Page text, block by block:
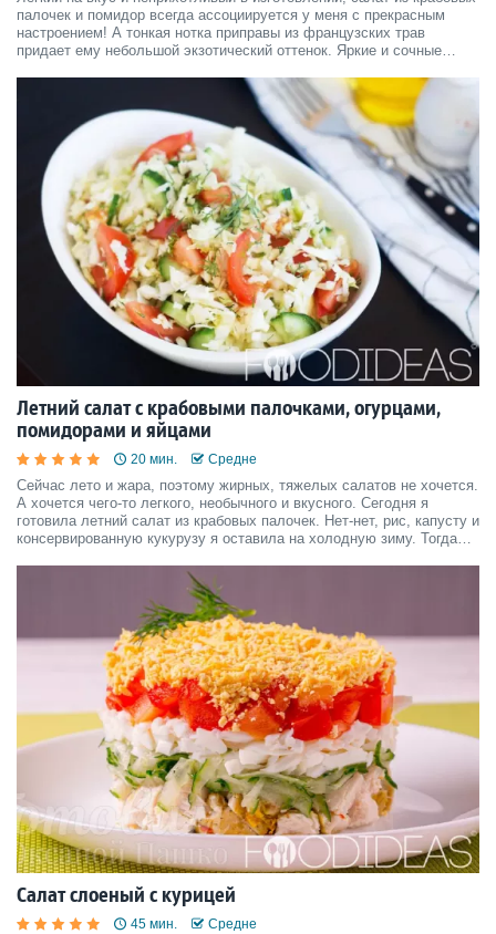
палочек и помидор всегда ассоциируется у меня с прекрасным
настроением! А тонкая нотка приправы из французских трав
придает ему небольшой экзотический оттенок. Яркие и сочные
на обед, понимаю — день удался! Именно поэтому
Летний салат с крабовыми палочками, огурцами,
помидорами и яйцами
20 мин. Средне
Сейчас лето и жара, поэтому жирных, тяжелых салатов не хочется.
А хочется чего-то легкого, необычного и вкусного. Сегодня я
готовила летний салат из крабовых палочек. Нет-нет, рис, капусту и
консервированную кукурузу я оставила на холодную зиму. Тогда
делается очень просто и быстро. П
Салат слоеный с курицей
45 мин. Средне